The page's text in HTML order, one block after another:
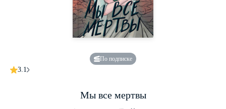
По подписке
3.1
Мы все мертвы